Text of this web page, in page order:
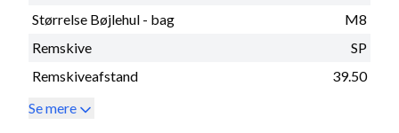
Størrelse Bøjlehul - bag
M8
Remskive
SP
Remskiveafstand
39.50
Se mere